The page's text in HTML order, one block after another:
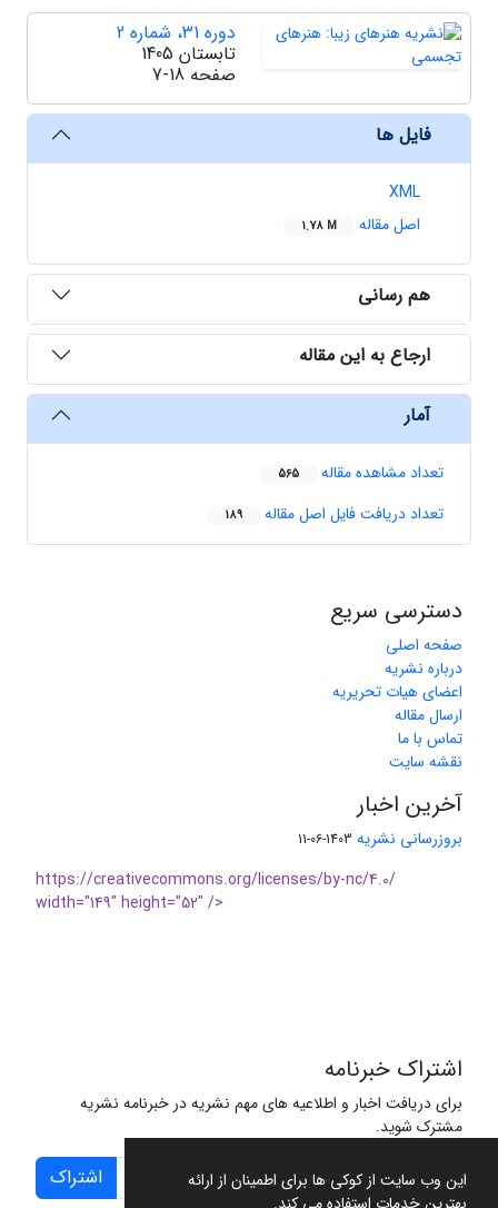
این وب سایت از کوکی ها برای اطمینان از ارائه
دوره 31، شماره 2
تابستان 1405
صفحه 7-18
فایل ها
XML
اصل مقاله
1.78 M
هم رسانی
ارجاع به این مقاله
آمار
تعداد مشاهده مقاله 565
تعداد دریافت فایل اصل مقاله 189
دسترسی سریع
صفحه اصلی
درباره نشریه
اعضای هیات تحریریه
ارسال مقاله
تماس با ما
نقشه سایت
آخرین اخبار
بروزرسانی نشریه 1403-06-11
https://creativecommons.org/licenses/by-nc/4.0/
width="149" height="52" />
اشتراک خبرنامه
برای دریافت اخبار و اطلاعیه های مهم نشریه در خبرنامه نشریه
مشترک شوید.
اشتراک